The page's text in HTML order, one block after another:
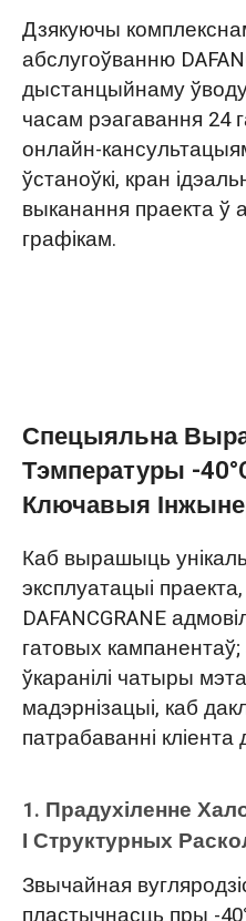
Дзякуючы
абслугоўванню
дыстанцыйнаму
часам рэагавання 24
онлайн-
ўстаноўкі, кран
выканання праекта ў
графікам.
Спецыяльна
Тэмпературы -
Ключавыя
Каб вырашыць
эксплуатацыі
DAFANCGRANE
гатовых
ўкаранілі чатыры
мадэрнізацыі, каб
патрабаванні кліента
1. Прадухіленне
І Структурных
Звычайная